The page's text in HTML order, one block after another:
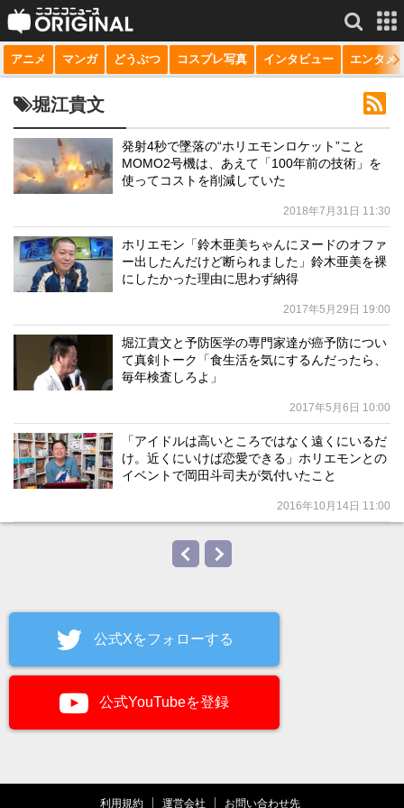
サービス一覧 もっと見る
niconico
動画
生放送
チャンネル
マンガ
アニメ マンガ どうぶつ コスプレ写真 インタビュー エンタメ
堀江貴文
発射4秒で墜落の“ホリエモンロケット”こと
MOMO2号機は、あえて「100年前の技術」を
使ってコストを削減していた
2018年7月31日 11:30
ホリエモン「鈴木亜美ちゃんにヌードのオファ
ー出したんだけど断られました」鈴木亜美を裸
にしたかった理由に思わず納得
2017年5月29日 19:00
堀江貴文と予防医学の専門家達が癌予防につい
て真剣トーク「食生活を気にするんだったら、
毎年検査しろよ」
2017年5月6日 10:00
「アイドルは高いところではなく遠くにいるだ
け。近くにいけば恋愛できる」ホリエモンとの
イベントで岡田斗司夫が気付いたこと
2016年10月14日 11:00
公式Xをフォローする
公式YouTubeを登録
利用規約 運営会社 お問い合わせ先